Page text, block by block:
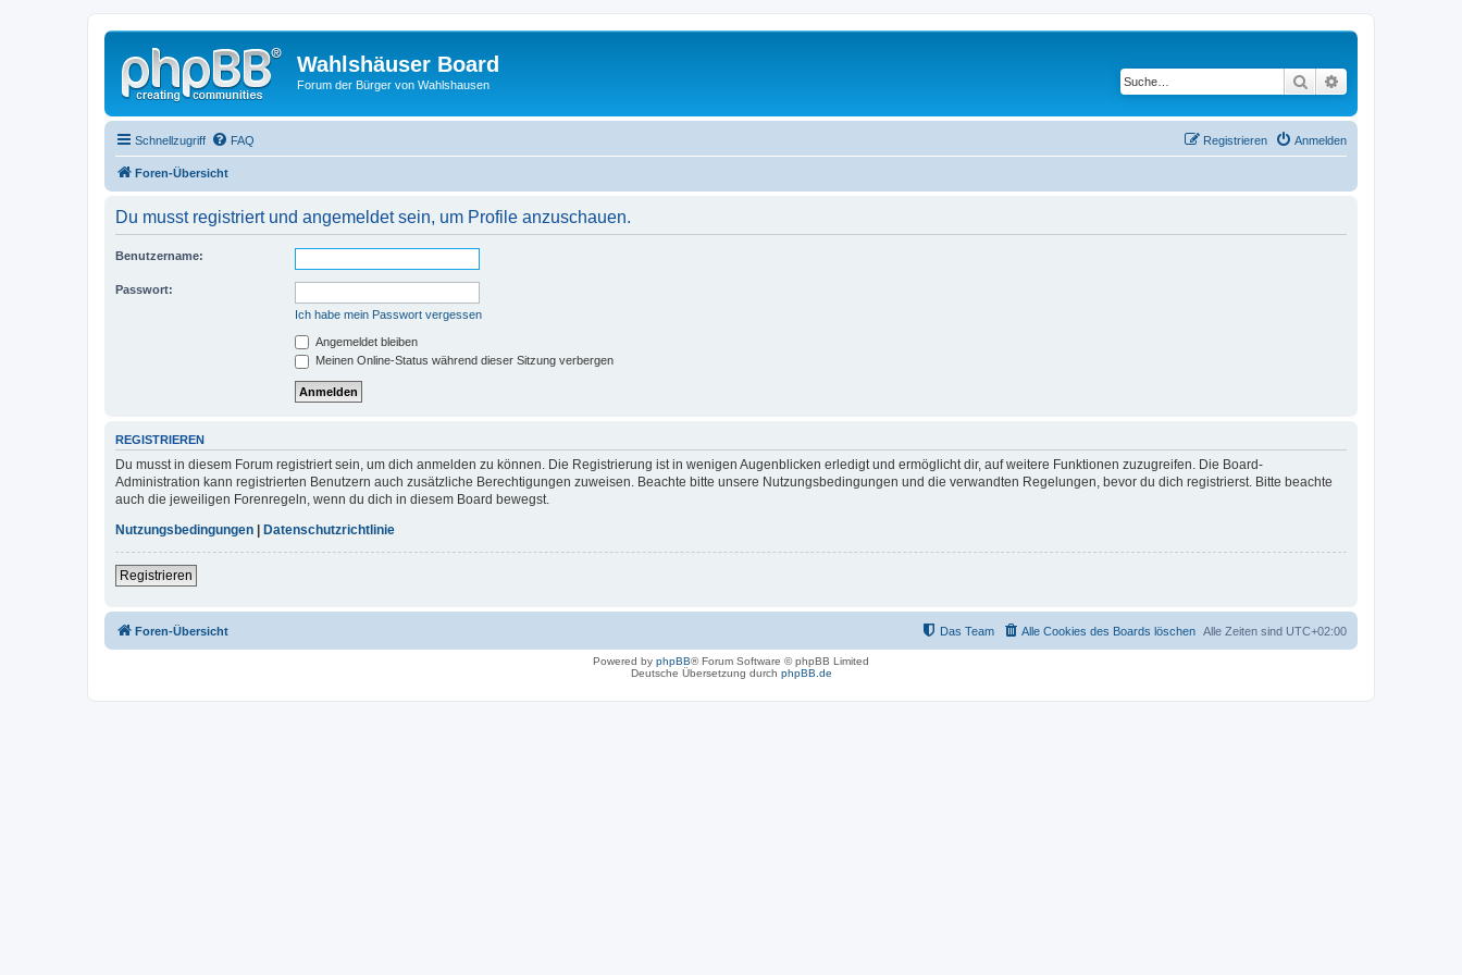
Wahlshäuser Board
Forum der Bürger von Wahlshausen Suche
Schnellzugriff FAQ Anmelden
Registrieren
Foren-Übersicht
Du musst registriert und angemeldet sein, um Profile anzuschauen.
Benutzername:
Passwort:
Ich habe mein Passwort vergessen
Angemeldet bleiben
Meinen Online-Status während dieser Sitzung verbergen
REGISTRIEREN
Du musst in diesem Forum registriert sein, um dich anmelden zu können. Die Registrierung ist in wenigen Augenblicken erledigt und ermöglicht dir, auf weitere Funktionen zuzugreifen. Die Board-
Administration kann registrierten Benutzern auch zusätzliche Berechtigungen zuweisen. Beachte bitte unsere Nutzungsbedingungen und die verwandten Regelungen, bevor du dich registrierst. Bitte beachte
auch die jeweiligen Forenregeln, wenn du dich in diesem Board bewegst.
Nutzungsbedingungen
Datenschutzrichtlinie
Registrieren
Foren-Übersicht Alle Zeiten sind UTC+02:00
Alle Cookies des Boards löschen
Das Team
Powered by phpBB® Forum Software © phpBB Limited
Deutsche Übersetzung durch phpBB.de